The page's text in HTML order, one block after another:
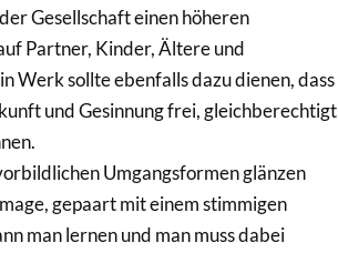
Gesellschaft einen höheren
Partner, Kinder, Ältere und
Werk sollte ebenfalls dazu dienen, dass
und Gesinnung frei, gleichberechtigt
Umgangsformen glänzen
gepaart mit einem stimmigen
man lernen und man muss dabei